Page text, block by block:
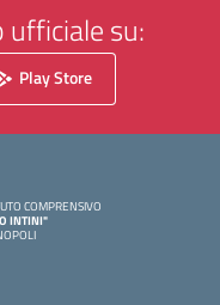
ufficiale su:
Play Store
COMPRENSIVO
INTINI"